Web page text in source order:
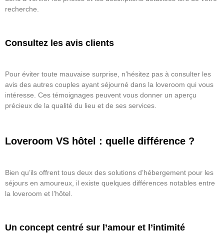
recherche.
Consultez les avis clients
Pour éviter toute mauvaise surprise, n’hésitez pas à consulter les
avis des autres couples ayant séjourné dans la loveroom qui vous
intéresse. Ces témoignages peuvent vous donner un aperçu
précieux de la qualité du lieu et de ses services.
Loveroom VS hôtel : quelle différence ?
Bien qu’ils offrent tous deux des solutions d’hébergement pour les
séjours en amoureux, il existe quelques différences notables entre
la loveroom et l’hôtel.
Un concept centré sur l’amour et l’intimité